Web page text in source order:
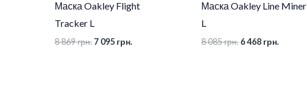
Маска Oakley Flight
Tracker L
8 869грн. 7 095 грн.
Маска Oakley Line Miner
L
8 085грн. 6 468 грн.